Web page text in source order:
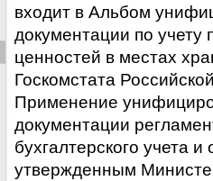
входит в Альбом
документации по
ценностей в местах
Госкомстата
Применение
документации
бухгалтерского учета
утвержденным